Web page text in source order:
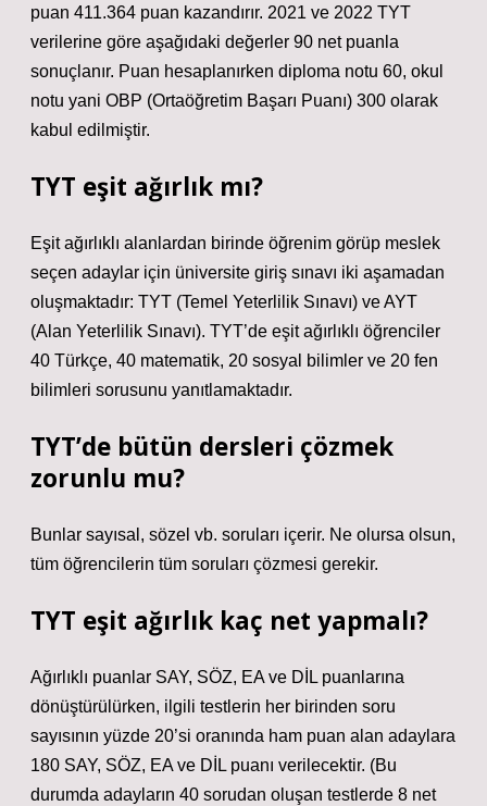
puan 411.364 puan kazandırır. 2021 ve 2022 TYT
verilerine göre aşağıdaki değerler 90 net puanla
sonuçlanır. Puan hesaplanırken diploma notu 60, okul
notu yani OBP (Ortaöğretim Başarı Puanı) 300 olarak
kabul edilmiştir.
TYT eşit ağırlık mı?
Eşit ağırlıklı alanlardan birinde öğrenim görüp meslek
seçen adaylar için üniversite giriş sınavı iki aşamadan
oluşmaktadır: TYT (Temel Yeterlilik Sınavı) ve AYT
(Alan Yeterlilik Sınavı). TYT’de eşit ağırlıklı öğrenciler
40 Türkçe, 40 matematik, 20 sosyal bilimler ve 20 fen
bilimleri sorusunu yanıtlamaktadır.
TYT’de bütün dersleri çözmek
zorunlu mu?
Bunlar sayısal, sözel vb. soruları içerir. Ne olursa olsun,
tüm öğrencilerin tüm soruları çözmesi gerekir.
TYT eşit ağırlık kaç net yapmalı?
Ağırlıklı puanlar SAY, SÖZ, EA ve DİL puanlarına
dönüştürülürken, ilgili testlerin her birinden soru
sayısının yüzde 20’si oranında ham puan alan adaylara
180 SAY, SÖZ, EA ve DİL puanı verilecektir. (Bu
durumda adayların 40 sorudan oluşan testlerde 8 net